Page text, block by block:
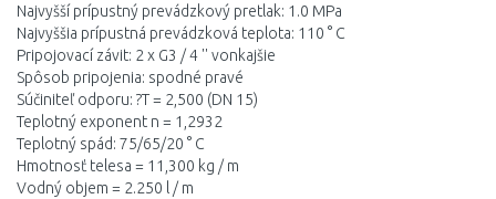
Najvyšší prípustný prevádzkový pretlak: 1.0 MPa
Najvyššia prípustná prevádzková teplota: 110 ° C
Pripojovací závit: 2 x G3 / 4 '' vonkajšie
Spôsob pripojenia: spodné pravé
Súčiniteľ odporu: ?T = 2,500 (DN 15)
Teplotný exponent n = 1,2932
Teplotný spád: 75/65/20 ° C
Hmotnosť telesa = 11,300 kg / m
Vodný objem = 2.250 l / m